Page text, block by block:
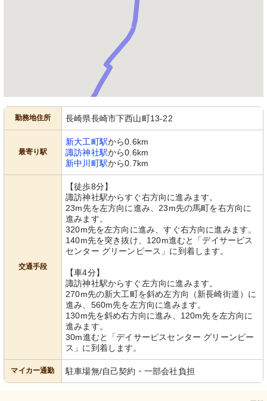
勤務地住所 長崎県長崎市下西山町13-22
最寄り駅
新大工町駅から0.6km
諏訪神社駅から0.6km
新中川町駅から0.7km
交通手段
【徒歩8分】
諏訪神社駅からすぐ右方向に進みます。
23m先を左方向に進み、23m先の馬町を右方向に
進みます。
320m先を左方向に進み、すぐ右方向に進みます。
140m先を突き抜け、120m進むと「デイサービス
センター グリーンピース」に到着します。
【車4分】
諏訪神社駅からすぐ左方向に進みます。
270m先の新大工町を斜め左方向（新長崎街道）に
進み、560m先を左方向に進みます。
130m先を斜め右方向に進み、120m先を左方向に
進みます。
30m進むと「デイサービスセンター グリーンピー
ス」に到着します。
マイカー通勤 駐車場無/自己契約・一部会社負担